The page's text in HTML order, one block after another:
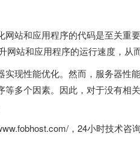
站和应用程序的代码是至关重
站和应用程序的运行速度，从
实现性能优化。然而，服务器性
多个因素。因此，对于没有相
，24小时技术咨